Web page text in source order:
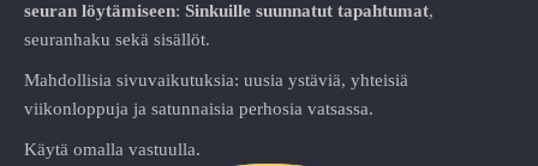
seuran löytämiseen: Sinkuille suunnatut tapahtumat,
seuranhaku sekä sisällöt.
Mahdollisia sivuvaikutuksia: uusia ystäviä, yhteisiä
viikonloppuja ja satunnaisia perhosia vatsassa.
Käytä omalla vastuulla.